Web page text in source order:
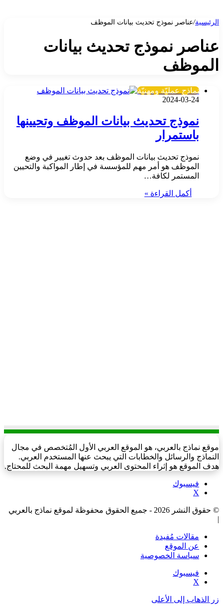
الرئيسية/عناصر نموذج تحديث بيانات الموظف
عناصر نموذج تحديث بيانات
الموظف
نماذج عمليّة ومهنيّة
2024-03-24
نموذج تحديث بيانات الموظف وتحيينها
باستمرار
نموذج تحديث بيانات الموظف بعد حدوث تغيير في وضع
الموظف هو أمر مهم للمؤسسة في إطار المواكبة والتحيين
المستمر لكافة…
أكمل القراءة »
موقع نماذج بالعربي، هو الموقع العربي الأول المُتخصص في مجال
النماذج والرسائل والخطابات التي يبحث عنها المستخدم العربي.
هدف الموقع هو إثراء المحتوى العربي وتسهيل مهمة البحث للمحتاج.
فيسبوك
‫X
© حقوق النشر 2026 - جميع الحقوق محفوظة لموقع نماذج بالعربي
|
مقالات مُفيدة
عن الموقع
سياسة الخصوصية
فيسبوك
‫X
زر الذهاب إلى الأعلى